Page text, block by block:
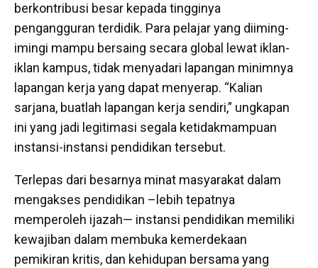
berkontribusi besar kepada tingginya
pengangguran terdidik. Para pelajar yang diiming-
imingi mampu bersaing secara global lewat iklan-
iklan kampus, tidak menyadari lapangan minimnya
lapangan kerja yang dapat menyerap. “Kalian
sarjana, buatlah lapangan kerja sendiri,” ungkapan
ini yang jadi legitimasi segala ketidakmampuan
instansi-instansi pendidikan tersebut.
Terlepas dari besarnya minat masyarakat dalam
mengakses pendidikan –lebih tepatnya
memperoleh ijazah— instansi pendidikan memiliki
kewajiban dalam membuka kemerdekaan
pemikiran kritis, dan kehidupan bersama yang